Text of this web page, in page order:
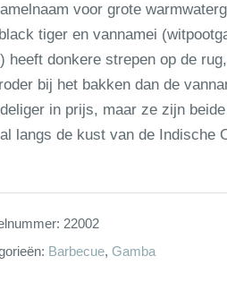
voor grote
tiger en vannamei
heeft donkere strepen op de
bij het bakken dan de
in prijs, maar ze zijn
langs de kust van de Indische
22002
Barbecue, Gamba